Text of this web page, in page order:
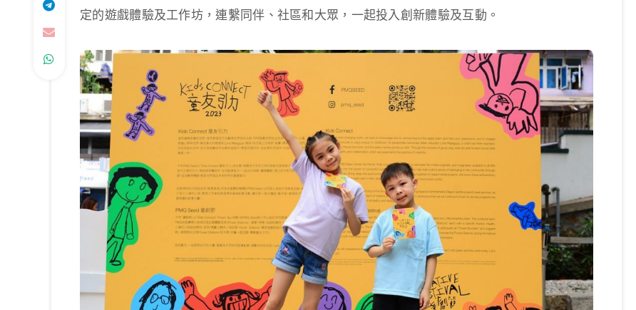
定的遊戲體驗及工作坊，連繫同伴、社區和大眾，一起投入創新體驗及互動。